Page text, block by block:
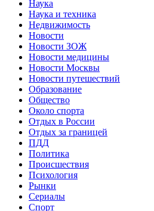
Наука
Наука и техника
Недвижимость
Новости
Новости ЗОЖ
Новости медицины
Новости Москвы
Новости путешествий
Образование
Общество
Около спорта
Отдых в России
Отдых за границей
ПДД
Политика
Происшествия
Психология
Рынки
Сериалы
Спорт